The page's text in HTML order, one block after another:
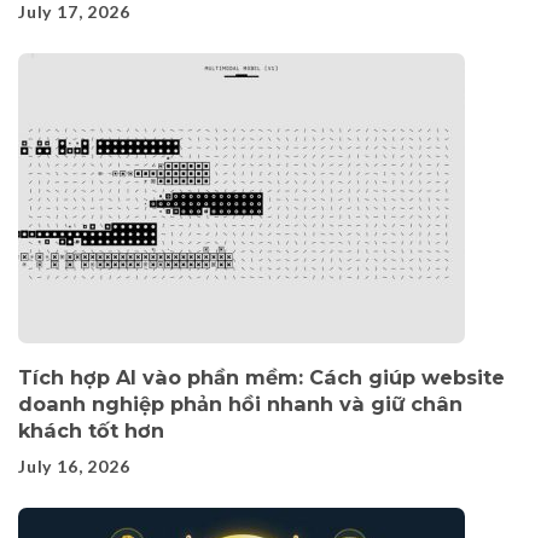
July 17, 2026
Tích hợp AI vào phần mềm: Cách giúp website
doanh nghiệp phản hồi nhanh và giữ chân
khách tốt hơn
July 16, 2026